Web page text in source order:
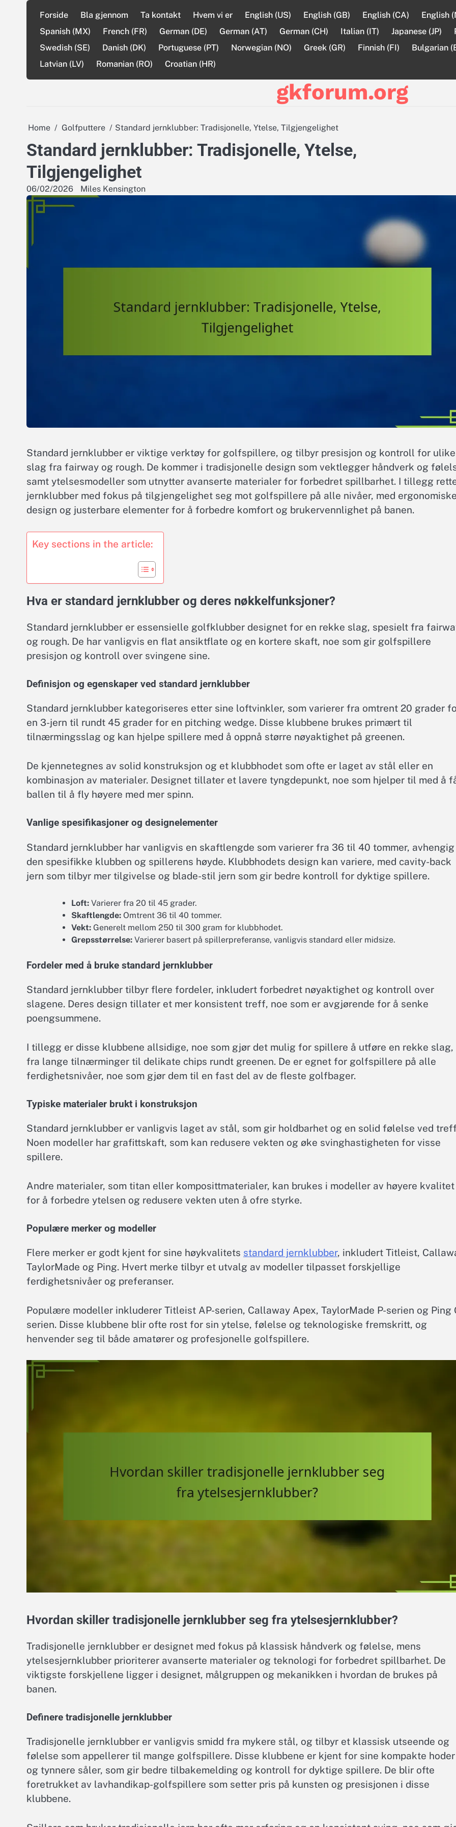
Forside Bla gjennom Ta kontakt Hvem vi er English (US) English (GB) English (CA)
English
Spanish (MX)
French (FR) German (DE) German (AT) German (CH) Italian (IT) Japanese (JP)
Swedish (SE)
Danish (DK) Portuguese (PT) Norwegian (NO) Greek (GR) Finnish (FI)
Bulgarian
Latvian (LV)
Romanian (RO) Croatian (HR)
gkforum.org
Home Golfputtere Standard jernklubber: Tradisjonelle, Ytelse, Tilgjengelighet
Standard jernklubber: Tradisjonelle, Ytelse,
Tilgjengelighet
06/02/2026 Miles Kensington
Standard jernklubber er viktige verktøy for golfspillere, og tilbyr presisjon og kontroll for ulike
slag fra fairway og rough. De kommer i tradisjonelle design som vektlegger håndverk og
samt ytelsesmodeller som utnytter avanserte materialer for forbedret spillbarhet. I tillegg
jernklubber med fokus på tilgjengelighet seg mot golfspillere på alle nivåer, med
design og justerbare elementer for å forbedre komfort og brukervennlighet på banen.
Key sections in the article:
Hva er standard jernklubber og deres nøkkelfunksjoner?
Standard jernklubber er essensielle golfklubber designet for en rekke slag, spesielt fra
og rough. De har vanligvis en flat ansiktflate og en kortere skaft, noe som gir golfspillere
presisjon og kontroll over svingene sine.
Definisjon og egenskaper ved standard jernklubber
Standard jernklubber kategoriseres etter sine loftvinkler, som varierer fra omtrent 20 grader
en 3-jern til rundt 45 grader for en pitching wedge. Disse klubbene brukes primært til
tilnærmingsslag og kan hjelpe spillere med å oppnå større nøyaktighet på greenen.
De kjennetegnes av solid konstruksjon og et klubbhodet som ofte er laget av stål eller en
kombinasjon av materialer. Designet tillater et lavere tyngdepunkt, noe som hjelper til med å
ballen til å fly høyere med mer spinn.
Vanlige spesifikasjoner og designelementer
Standard jernklubber har vanligvis en skaftlengde som varierer fra 36 til 40 tommer, avhengig
den spesifikke klubben og spillerens høyde. Klubbhodets design kan variere, med cavity-back
jern som tilbyr mer tilgivelse og blade-stil jern som gir bedre kontroll for dyktige spillere.
Loft: Varierer fra 20 til 45 grader.
Skaftlengde: Omtrent 36 til 40 tommer.
Vekt: Generelt mellom 250 til 300 gram for klubbhodet.
Grepsstørrelse: Varierer basert på spillerpreferanse, vanligvis standard eller midsize.
Fordeler med å bruke standard jernklubber
Standard jernklubber tilbyr flere fordeler, inkludert forbedret nøyaktighet og kontroll over
slagene. Deres design tillater et mer konsistent treff, noe som er avgjørende for å senke
poengsummene.
I tillegg er disse klubbene allsidige, noe som gjør det mulig for spillere å utføre en rekke slag,
fra lange tilnærminger til delikate chips rundt greenen. De er egnet for golfspillere på alle
ferdighetsnivåer, noe som gjør dem til en fast del av de fleste golfbager.
Typiske materialer brukt i konstruksjon
Standard jernklubber er vanligvis laget av stål, som gir holdbarhet og en solid følelse ved
Noen modeller har grafittskaft, som kan redusere vekten og øke svinghastigheten for visse
spillere.
Andre materialer, som titan eller komposittmaterialer, kan brukes i modeller av høyere kvalitet
for å forbedre ytelsen og redusere vekten uten å ofre styrke.
Populære merker og modeller
Flere merker er godt kjent for sine høykvalitets standard jernklubber, inkludert Titleist,
TaylorMade og Ping. Hvert merke tilbyr et utvalg av modeller tilpasset forskjellige
ferdighetsnivåer og preferanser.
Populære modeller inkluderer Titleist AP-serien, Callaway Apex, TaylorMade P-serien og Ping
serien. Disse klubbene blir ofte rost for sin ytelse, følelse og teknologiske fremskritt, og
henvender seg til både amatører og profesjonelle golfspillere.
Hvordan skiller tradisjonelle jernklubber seg fra ytelsesjernklubber?
Tradisjonelle jernklubber er designet med fokus på klassisk håndverk og følelse, mens
ytelsesjernklubber prioriterer avanserte materialer og teknologi for forbedret spillbarhet. De
viktigste forskjellene ligger i designet, målgruppen og mekanikken i hvordan de brukes på
banen.
Definere tradisjonelle jernklubber
Tradisjonelle jernklubber er vanligvis smidd fra mykere stål, og tilbyr et klassisk utseende og
følelse som appellerer til mange golfspillere. Disse klubbene er kjent for sine kompakte hoder
og tynnere såler, som gir bedre tilbakemelding og kontroll for dyktige spillere. De blir ofte
foretrukket av lavhandikap-golfspillere som setter pris på kunsten og presisjonen i disse
klubbene.